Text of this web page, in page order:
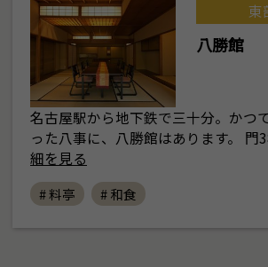
東
八勝館
名古屋駅から地下鉄で三十分。かつ
った八事に、八勝館はあります。
細を見る
# 料亭 # 和食